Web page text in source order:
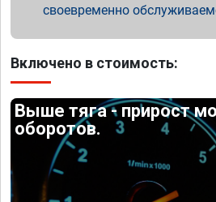
своевременно
Включено в стоимость:
Выше тяга - прирост
оборотов.